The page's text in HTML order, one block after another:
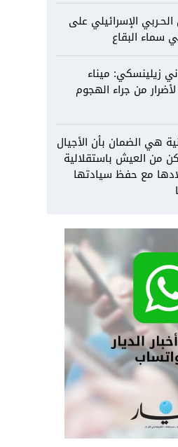
الإسرائيلي على
البقاع
زيلينسكي: ميناء
من جراء الهجوم
هي الضمان بأن الأجيال
من العيش باستقلالية
مع حفظ سيادتها